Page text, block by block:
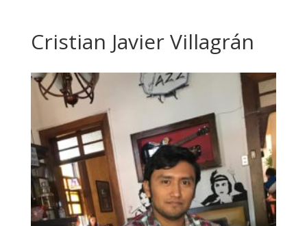
Cristian Javier Villagrán